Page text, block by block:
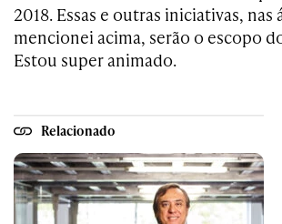
2018. Essas e outras iniciativas, nas
mencionei acima, serão o escopo
Estou super animado.
Relacionado